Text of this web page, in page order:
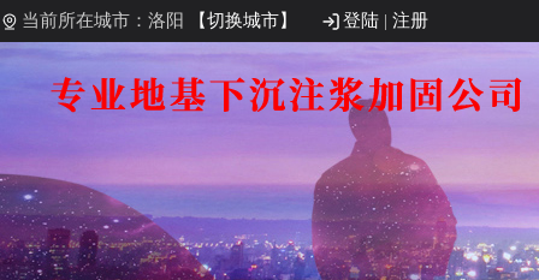
当前所在城市：洛阳 【切换城市】 登陆 | 注册